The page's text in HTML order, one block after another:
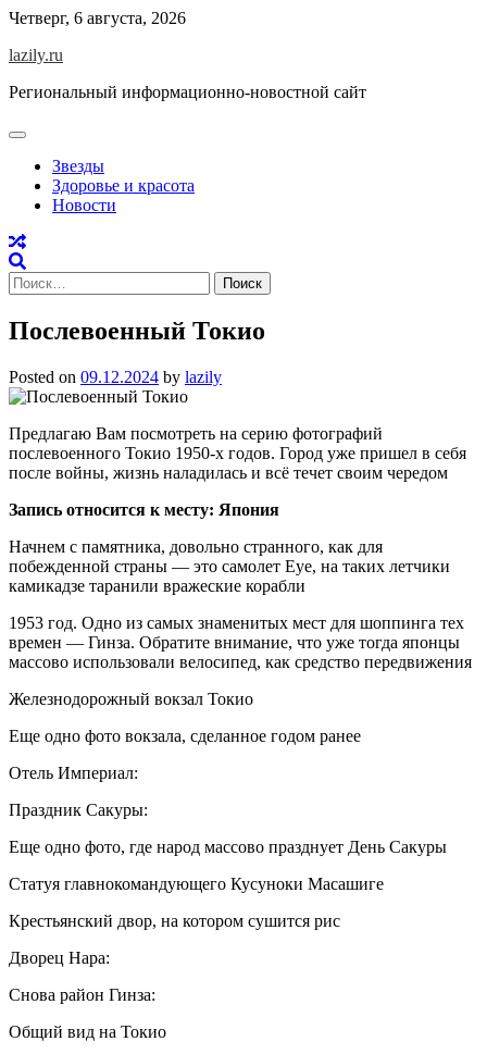
Skip
content
Четверг, 6 августа, 2026
lazily.ru
Региональный информационно-новостной сайт
Звезды
Здоровье и красота
Новости
Найти:
Послевоенный Токио
Posted on 09.12.2024 by lazily
Предлагаю Вам посмотреть на серию фотографий
послевоенного Токио 1950-х годов. Город уже пришел в себя
после войны, жизнь наладилась и всё течет своим чередом
Запись относится к месту: Япония
Начнем с памятника, довольно странного, как для
побежденной страны — это самолет Eye, на таких летчики
камикадзе таранили вражеские корабли
1953 год. Одно из самых знаменитых мест для шоппинга тех
времен — Гинза. Обратите внимание, что уже тогда японцы
массово использовали велосипед, как средство передвижения
Железнодорожный вокзал Токио
Еще одно фото вокзала, сделанное годом ранее
Отель Империал:
Праздник Сакуры:
Еще одно фото, где народ массово празднует День Сакуры
Статуя главнокомандующего Кусуноки Масашиге
Крестьянский двор, на котором сушится рис
Дворец Нара:
Снова район Гинза:
Общий вид на Токио